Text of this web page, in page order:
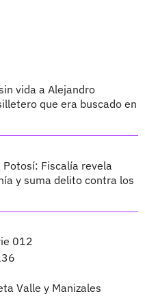
vida a Alejandro
que era buscado en
Potosí: Fiscalía revela
y suma delito contra los
012
Valle y Manizales